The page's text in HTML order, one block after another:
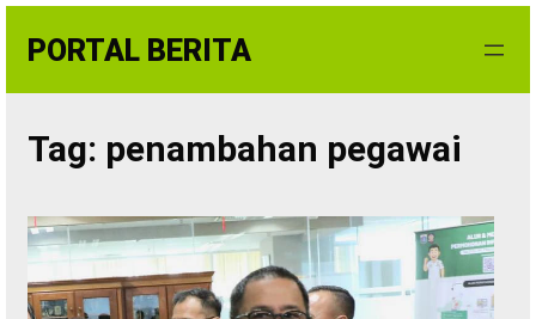
content
PORTAL BERITA
Tag: penambahan pegawai